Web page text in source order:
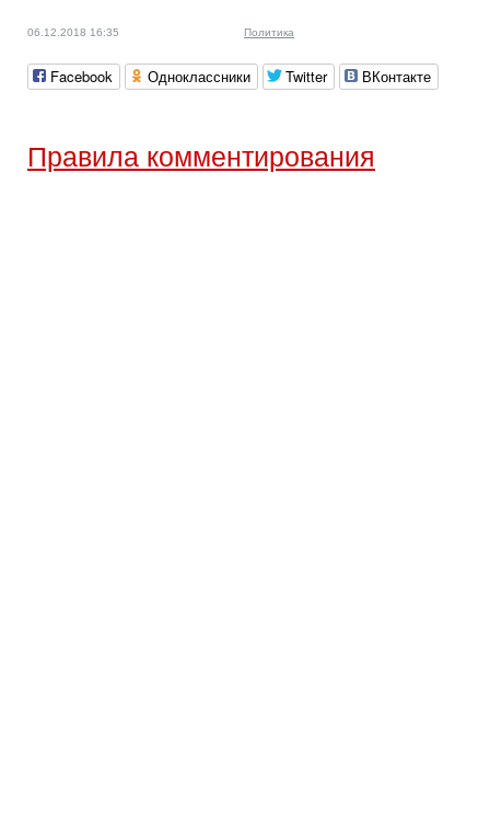
06.12.2018 16:35 Политика
Facebook Одноклассники Twitter ВКонтакте
Правила комментирования